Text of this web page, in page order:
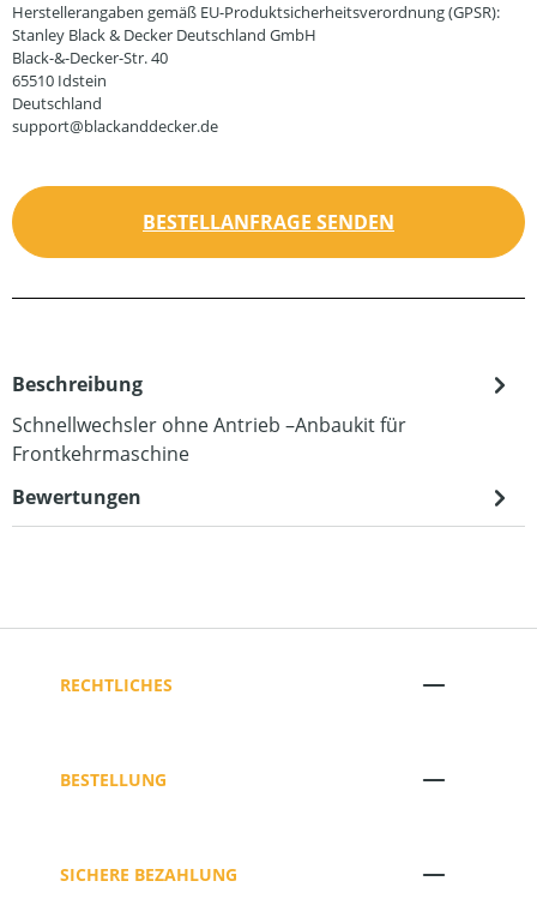
Herstellerangaben gemäß EU-Produktsicherheitsverordnung (GPSR):
Stanley Black & Decker Deutschland GmbH
Black-&-Decker-Str. 40
65510 Idstein
Deutschland
support@blackanddecker.de
BESTELLANFRAGE SENDEN
Beschreibung
Schnellwechsler ohne Antrieb –Anbaukit für
Frontkehrmaschine
Bewertungen
RECHTLICHES
BESTELLUNG
SICHERE BEZAHLUNG